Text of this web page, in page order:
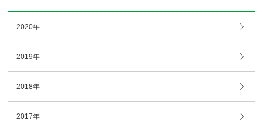
2020年
2019年
2018年
2017年